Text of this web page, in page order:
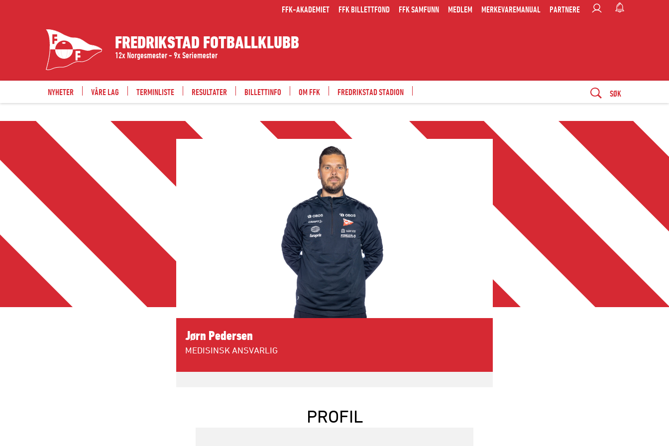
FFK-AKADEMIET FFK BILLETTFOND FFK SAMFUNN MEDLEM MERKEVAREMANUAL PARTNERE
FREDRIKSTAD FOTBALLKLUBB
12x Norgesmester - 9x Seriemester
NYHETER VÅRE LAG TERMINLISTE RESULTATER BILLETTINFO OM FFK FREDRIKSTAD STADION SØK
Jørn Pedersen
MEDISINSK ANSVARLIG
PROFIL